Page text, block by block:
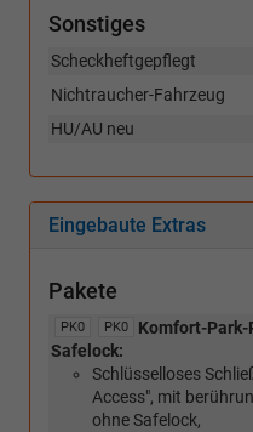
Sonstiges
Scheckheftgepflegt
Nichtraucher-Fahrzeug
HU/AU neu
Eingebaute Extras
Pakete
PK0 PK0
Komfort-Park-
Safelock:
Schlüsselloses
Access", mit
ohne Safelock,